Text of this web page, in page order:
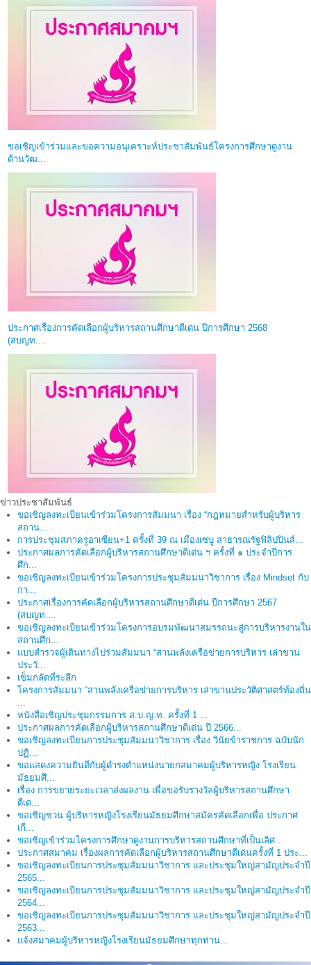
ขอเชิญเข้าร่วมและขอความอนุเคราะห์ประชาสัมพันธ์โครงการศึกษาดูงาน
ด้านวัฒ...
ประกาศเรื่องการคัดเลือกผู้บริหารสถานศึกษาดีเด่น ปีการศึกษา 2568
(สบญท....
ข่าวประชาสัมพันธ์
ขอเชิญลงทะเบียนเข้าร่วมโครงการสัมมนา เรื่อง “กฎหมายสำหรับผู้บริหาร
สถาน...
การประชุมสภาครูอาเซียน+1 ครั้งที่ 39 ณ เมืองเซบู สาธารณรัฐฟิลิปปินส์...
ประกาศผลการคัดเลือกผู้บริหารสถานศึกษาดีเด่น ฯ ครั้งที่ ๑ ประจำปีการ
ศึก...
ขอเชิญลงทะเบียนเข้าร่วมโครงการประชุมสัมมนาวิชาการ เรื่อง Mindset กับ
กา...
ประกาศเรื่องการคัดเลือกผู้บริหารสถานศึกษาดีเด่น ปีการศึกษา 2567
(สบญท....
ขอเชิญลงทะเบียนเข้าร่วมโครงการอบรมพัฒนาสมรรถนะสู่การบริหารงานใน
สถานศึก...
แบบสำรวจผู้เดินทางไปร่วมสัมมนา “สานพลังเครือข่ายการบริหาร เล่าขาน
ประวั...
เข็มกลัดที่ระลึก
โครงการสัมมนา “สานพลังเครือข่ายการบริหาร เล่าขานประวัติศาสตร์ท้องถิ่น
...
หนังสือเชิญประชุมกรรมการ ส.บ.ญ.ท. ครั้งที่ 1 ...
ประกาศผลการคัดเลือกผู้บริหารสถานศึกษาดีเด่น ปี 2566...
ขอเชิญลงทะเบียนการประชุมสัมมนาวิชาการ เรื่อง วินัยข้าราชการ ฉบับนัก
ปฏิ...
ขอแสดงความยินดีกับผู้ดำรงตำแหน่งนายกสมาคมผู้บริหารหญิง โรงเรียน
มัธยมศึ...
เรื่อง การขยายระยะเวลาส่งผลงาน เพื่อขอรับรางวัลผู้บริหารสถานศึกษา
ดีเด...
ขอเชิญชวน ผู้บริหารหญิงโรงเรียนมัธยมศึกษาสมัครคัดเลือกเพื่อ ประกาศ
เกี...
ขอเชิญเข้าร่วมโครงการศึกษาดูงานการบริหารสถานศึกษาที่เป็นเลิศ...
ประกาศสมาคม เรื่องผลการคัดเลือกผู้บริหารสถานศึกษาดีเด่นครั้งที่ 1 ประ...
ขอเชิญลงทะเบียนการประชุมสัมมนาวิชาการ และประชุมใหญ่สามัญประจำปี
2565...
ขอเชิญลงทะเบียนการประชุมสัมมนาวิชาการ และประชุมใหญ่สามัญประจำปี
2564...
ขอเชิญลงทะเบียนการประชุมสัมมนาวิชาการ และประชุมใหญ่สามัญประจำปี
2563...
แจ้งสมาคมผู้บริหารหญิงโรงเรียนมัธยมศึกษาทุกท่าน...